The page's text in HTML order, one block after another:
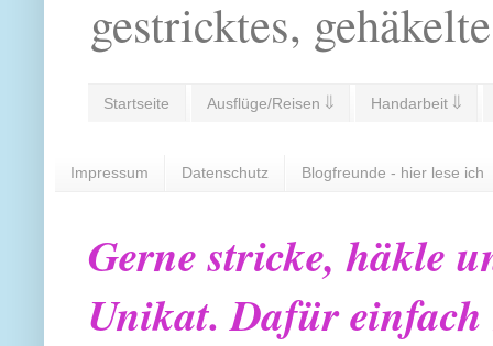
gestricktes,
Startseite Ausflüge/Reisen ⇓ Handarbeit ⇓
Impressum Datenschutz Blogfreunde - hier lese ich
Gerne stricke, häkle
Unikat. Dafür